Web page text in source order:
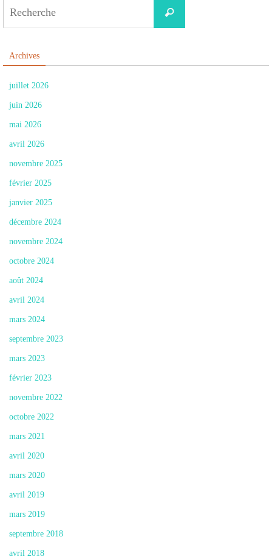
Recherche
Archives
juillet 2026
juin 2026
mai 2026
avril 2026
novembre 2025
février 2025
janvier 2025
décembre 2024
novembre 2024
octobre 2024
août 2024
avril 2024
mars 2024
septembre 2023
mars 2023
février 2023
novembre 2022
octobre 2022
mars 2021
avril 2020
mars 2020
avril 2019
mars 2019
septembre 2018
avril 2018